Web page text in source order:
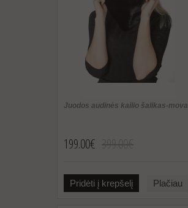
Juodos audinės kailio šalikas-mova
199.00€
Pridėti į krepšelį Plačiau